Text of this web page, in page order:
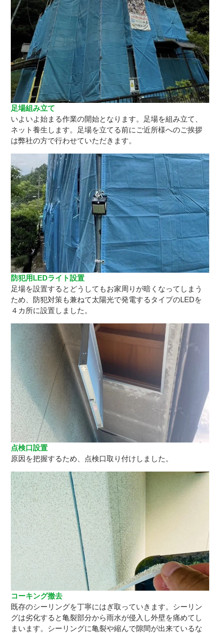
足場組み立て
いよいよ始まる作業の開始となります。足場を組み立て、
ネット養生します。足場を立てる前にご近所様へのご挨拶
は弊社の方で行わせていただきます。
防犯用LEDライト設置
足場を設置するとどうしてもお家周りが暗くなってしまう
ため、防犯対策も兼ねて太陽光で発電するタイプのLEDを
４カ所に設置しました。
点検口設置
原因を把握するため、点検口取り付けしました。
コーキング撤去
既存のシーリングを丁寧にはぎ取っていきます。シーリン
グは劣化すると亀裂部分から雨水が侵入し外壁を痛めてし
まいます。シーリングに亀裂や縮んで隙間が出来ているな